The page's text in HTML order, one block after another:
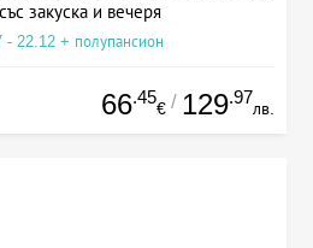
закуска и вечеря
- 22.12 + полупансион
66.45
€ / 129.97
лв.